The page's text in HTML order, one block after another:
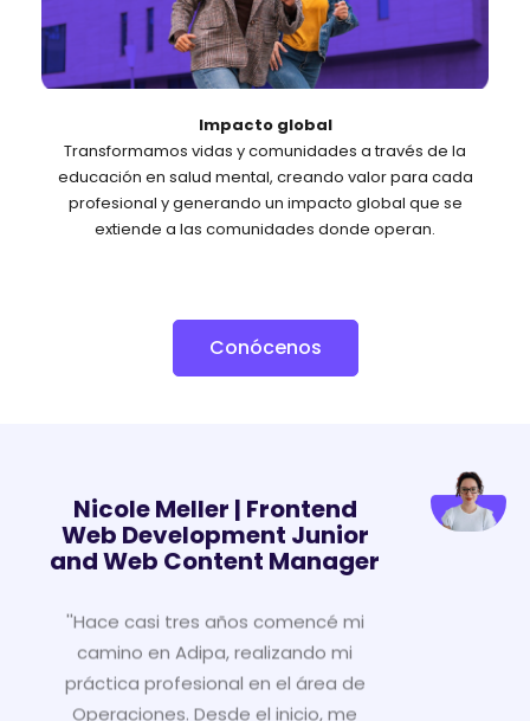
Impacto global
Transformamos vidas y comunidades a través de la
educación en salud mental, creando valor para cada
profesional y generando un impacto global que se
extiende a las comunidades donde operan.
Conócenos
Nicole Meller | Frontend
Web Development Junior
and Web Content Manager
''Hace casi tres años comencé mi
camino en Adipa, realizando mi
práctica profesional en el área de
Operaciones. Desde el inicio, me